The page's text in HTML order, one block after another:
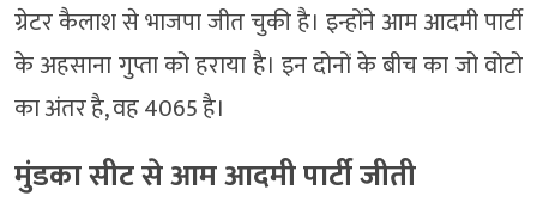
ग्रेटर कैलाश से भाजपा जीत चुकी है। इन्होंने आम आदमी पार्टी
के अहसाना गुप्ता को हराया है। इन दोनों के बीच का जो वोटो
का अंतर है, वह 4065 है।
मुंडका सीट से आम आदमी पार्टी जीती